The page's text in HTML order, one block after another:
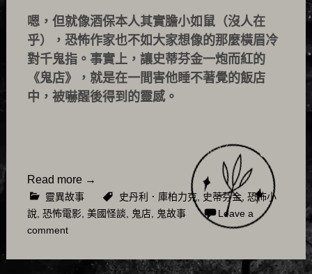
嗯，但就像酒保本人其實膽小如鼠（沒人在
乎），恐怖作家也不如大家想像的那麼橫眉冷
對千鬼指。事實上，讓史蒂芬金一炮而紅的
《鬼店》，就是在一間害他睡不著覺的飯店
中，被嚇醒後得到的靈感。
Read more →
靈異故事 史丹利．庫柏力克 史蒂芬金, 恐怖小
說, 恐怖電影, 美國怪談 鬼店, 鬼故事
Leave a
comment